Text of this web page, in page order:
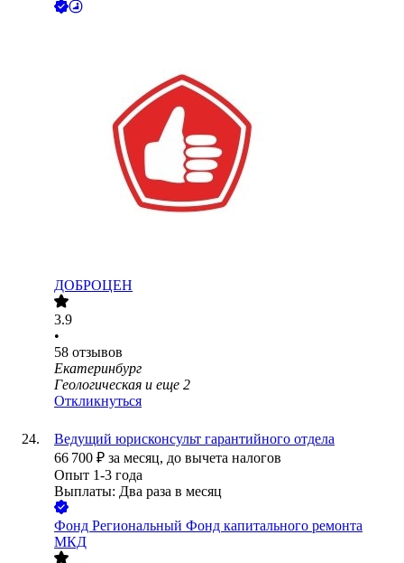
ДОБРОЦЕН
3.9
•
58 отзывов
Екатеринбург
Геологическая и еще 2
Откликнуться
Ведущий юрисконсульт гарантийного отдела
66 700 ₽ за месяц, до вычета налогов
Опыт 1-3 года
Выплаты: Два раза в месяц
Фонд Региональный Фонд капитального ремонта
МКД